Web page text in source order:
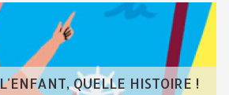
QUELLE HISTOIRE !